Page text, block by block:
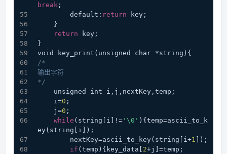
break ;
        default:
return key;
    }
return key;
}
void key_print(unsigned char *string){
/*
输出字符
*/
    unsigned int i,j,nextKey,temp;
    i=
0 ;
    j=
0 ;
while (string[i]!= '\0' ){temp=ascii_to_k
ey(string[i]);
        nextKey=ascii_to_key(string[i+
1
]);
if (temp){key_data[ 2+j]=temp;